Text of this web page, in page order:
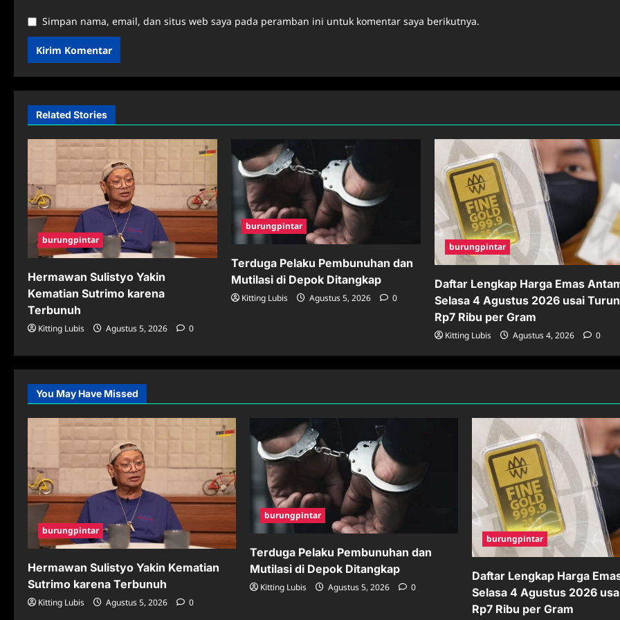
Simpan nama, email, dan situs web saya pada peramban ini untuk komentar saya berikutnya.
Related Stories
burungpintar
Hermawan Sulistyo Yakin
Kematian Sutrimo karena
Terbunuh
Kitting Lubis Agustus 5, 2026 0
burungpintar
Terduga Pelaku Pembunuhan dan
Mutilasi di Depok Ditangkap
Kitting Lubis Agustus 5, 2026 0
burungpintar
Daftar Lengkap Harga Emas
Selasa 4 Agustus 2026 usai Turun
Rp7 Ribu per Gram
Kitting Lubis Agustus 4, 2026 0
You May Have Missed
burungpintar
Hermawan Sulistyo Yakin Kematian
Sutrimo karena Terbunuh
Kitting Lubis Agustus 5, 2026 0
burungpintar
Terduga Pelaku Pembunuhan dan
Mutilasi di Depok Ditangkap
Kitting Lubis Agustus 5, 2026 0
burungpintar
Daftar Lengkap Harga
Selasa 4 Agustus 2026
Rp7 Ribu per Gram